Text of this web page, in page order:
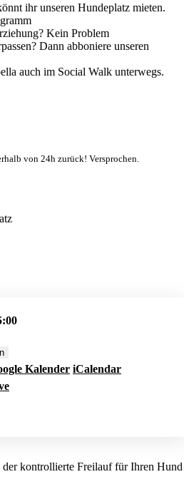
ihr unseren Hundeplatz mieten.
Kein Problem
Dann abboniere unseren
auch im Social Walk unterwegs.
von 24h zurück! Versprochen.
Kalender iCalendar
kontrollierte Freilauf für Ihren Hund